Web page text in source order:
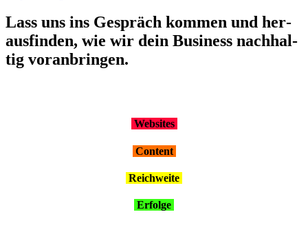
Lass uns ins Gespräch kom­men und her­
aus­fin­den, wie wir dein Busi­ness nach­hal­
tig vor­an­brin­gen.
Web­sites
Con­tent
Reich­wei­te
Erfol­ge